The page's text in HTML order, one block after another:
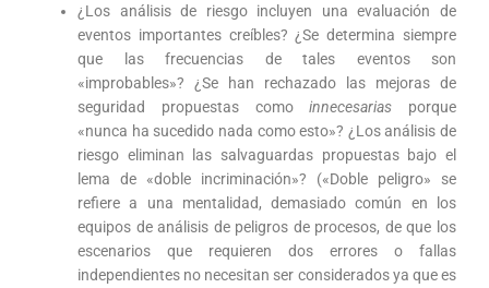
¿Los análisis de riesgo incluyen una evaluación de
eventos importantes creíbles? ¿Se determina siempre
que las frecuencias de tales eventos son
«improbables»? ¿Se han rechazado las mejoras de
seguridad propuestas comoinnecesarias porque
«nunca ha sucedido nada como esto»? ¿Los análisis de
riesgo eliminan las salvaguardas propuestas bajo el
lema de «doble incriminación»? («Doble peligro» se
refiere a una mentalidad, demasiado común en los
equipos de análisis de peligros de procesos, de que los
escenarios que requieren dos errores o fallas
independientes no necesitan ser considerados ya que es